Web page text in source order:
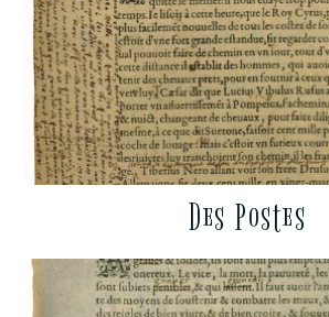
Des Postes